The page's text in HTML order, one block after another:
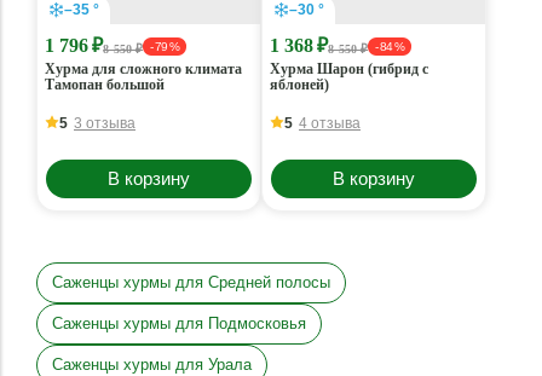
–35 °
1 796 ₽8 550 ₽ - 79 %
Хурма для сложного климата
Тамопан большой
5 3 отзыва
В корзину
–30 °
1 368 ₽8 550 ₽ - 84 %
Хурма Шарон (гибрид с
яблоней)
5 4 отзыва
В корзину
Саженцы хурмы для Средней полосы
Саженцы хурмы для Подмосковья
Саженцы хурмы для Урала